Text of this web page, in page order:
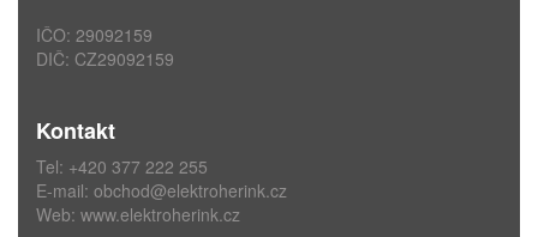
IČO: 29092159
DIČ: CZ29092159
Kontakt
Tel: +420 377 222 255
E-mail: obchod@elektroherink.cz
Web: www.elektroherink.cz